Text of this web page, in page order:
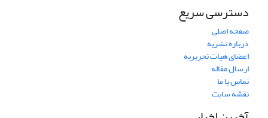
دسترسی سریع
صفحه اصلی
درباره نشریه
اعضای هیات تحریریه
ارسال مقاله
تماس با ما
نقشه سایت